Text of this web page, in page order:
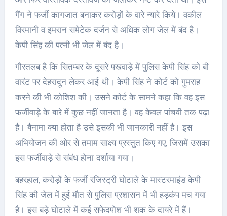
गैंग ने फर्जी कागजात बनाकर करोड़ों के वारे न्यारे किये। वकील
विरमानी व इमरान समेटेक दर्जन से अधिक लोग जेल में बंद है।
केपी सिंह की पत्नी भी जेल में बंद है।
गौरतलब है कि सितम्बर के दूसरे पखवाड़े में पुलिस केपी सिंह को बी
वारंट पर देहरादून लेकर आई थी। केपी सिंह ने कोर्ट को गुमराह
करने की भी कोशिश की। उसने कोर्ट के सामने कहा कि वह इस
फर्जीवाड़े के बारे में कुछ नहीं जानता है। वह केवल पांचवी तक पढ़ा
है। बैनामा क्या होता है उसे इसकी भी जानकारी नहीं है। इस
अभियोजन की ओर से तमाम साक्ष्य प्रस्तुत किए गए, जिसमें उसका
इस फर्जीवाड़े से संबंध होना दर्शाया गया।
बहरहाल, करोड़ों के फर्जी रजिस्ट्री घोटाले के मास्टरमाइंड केपी
सिंह की जेल में हुई मौत से पुलिस प्रशासन में भी हड़कंप मच गया
है। इस बड़े घोटाले में कई सफेदपोश भी शक के दायरे में हैं।